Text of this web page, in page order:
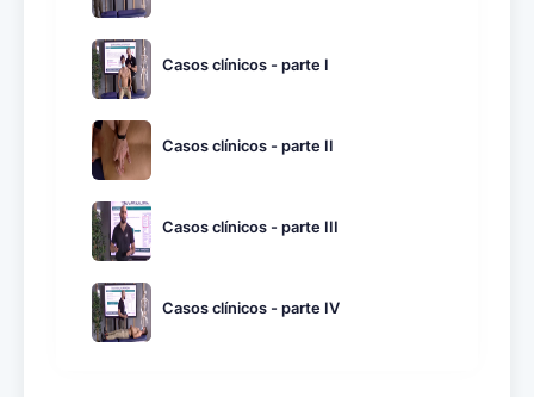
Casos clínicos - parte I
Casos clínicos - parte II
Casos clínicos - parte III
Casos clínicos - parte IV